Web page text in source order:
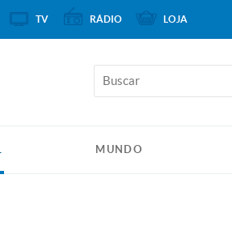
MUNDO
TV RÁDIO LOJA